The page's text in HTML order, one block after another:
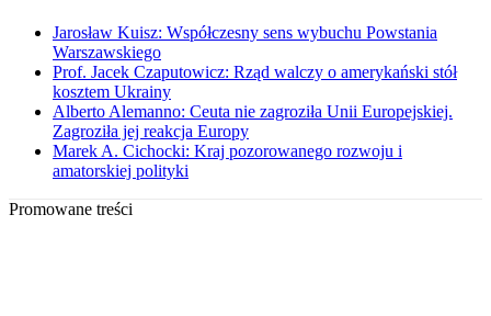
Jarosław Kuisz: Współczesny sens wybuchu Powstania
Warszawskiego
Prof. Jacek Czaputowicz: Rząd walczy o amerykański stół
kosztem Ukrainy
Alberto Alemanno: Ceuta nie zagroziła Unii Europejskiej.
Zagroziła jej reakcja Europy
Marek A. Cichocki: Kraj pozorowanego rozwoju i
amatorskiej polityki
Promowane treści